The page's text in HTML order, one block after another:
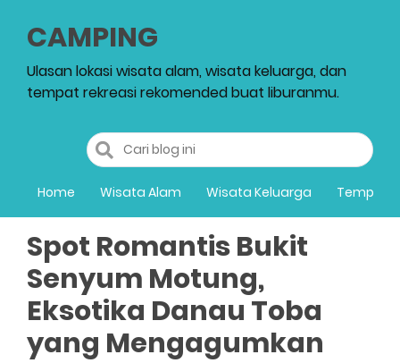
CAMPING
Ulasan lokasi wisata alam, wisata keluarga, dan
tempat rekreasi rekomended buat liburanmu.
Home Wisata Alam Wisata Keluarga Tempat
Spot Romantis Bukit
Senyum Motung,
Eksotika Danau Toba
yang Mengagumkan